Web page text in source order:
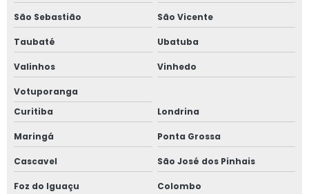
São Sebastião São Vicente
Taubaté Ubatuba
Valinhos Vinhedo
Votuporanga
Curitiba
Londrina
Maringá Ponta Grossa
Cascavel São José dos Pinhais
Foz do Iguaçu Colombo